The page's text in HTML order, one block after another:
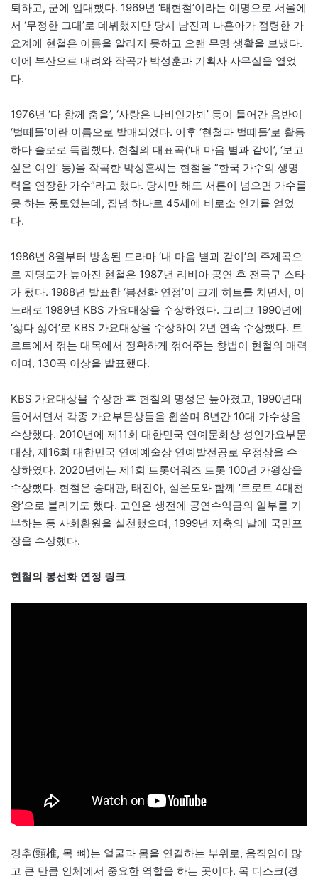
퇴하고, 군에 입대했다. 1969년 ‘태현철’이라는 예명으로 서울에
서 ‘무정한 그대’로 데뷔했지만 당시 남진과 나훈아가 점령한 가
요계에 현철은 이름을 알리지 못하고 오랜 무명 생활을 보냈다.
이에 부산으로 내려와 작곡가 박성훈과 기획사 사무실을 열었
다.
1976년 ‘다 함께 춤을’, ‘사랑은 나비인가봐’ 등이 들어간 음반이
‘벌떼들’이란 이름으로 발매되었다. 이후 ‘현철과 벌떼들’로 활동
하다 솔로로 독립했다. 현철의 대표곡(‘내 마음 별과 같이’, ‘보고
싶은 여인’ 등)을 작곡한 박성훈씨는 현철을 “한국 가수의 생명
력을 연장한 가수”라고 했다. 당시만 해도 서른이 넘으면 가수를
못 하는 풍토였는데, 집념 하나로 45세에 비로소 인기를 얻었
다.
1986년 8월부터 방송된 드라마 ‘내 마음 별과 같이’의 주제곡으
로 지명도가 높아진 현철은 1987년 리비아 공연 후 전국구 스타
가 됐다. 1988년 발표한 ‘봉선화 연정’이 크게 히트를 치면서, 이
노래로 1989년 KBS 가요대상을 수상하였다. 그리고 1990년에
‘삻다 싫어’로 KBS 가요대상을 수상하여 2년 연속 수상했다. 트
로트에서 꺾는 대목에서 정확하게 꺾어주는 창법이 현철의 매력
이며, 130곡 이상을 발표했다.
KBS 가요대상을 수상한 후 현철의 명성은 높아졌고, 1990년대
들어서면서 각종 가요부문상들을 휩쓸며 6년간 10대 가수상을
수상했다. 2010년에 제11회 대한민국 연예문화상 성인가요부문
대상, 제16회 대한민국 연예예술상 연예발전공로 우정상을 수
상하였다. 2020년에는 제1회 트롯어워즈 트롯 100년 가왕상을
수상했다. 현철은 송대관, 태진아, 설운도와 함께 ‘트로트 4대천
왕’으로 불리기도 했다. 고인은 생전에 공연수익금의 일부를 기
부하는 등 사회환원을 실천했으며, 1999년 저축의 날에 국민포
장을 수상했다.
현철의 봉선화 연정 링크
경추(頸椎, 목 뼈)는 얼굴과 몸을 연결하는 부위로, 움직임이 많
고 큰 만큼 인체에서 중요한 역할을 하는 곳이다. 목 디스크(경